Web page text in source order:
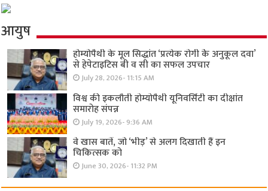
आयुष
होम्योपैथी के मूल सिद्धांत ‘प्रत्येक रोगी केे अनुकूल दवा’
से हेपेटाइटिस बी व सी का सफल उपचार
July 28, 2026- 11:15 AM
विश्व की इकलौती होम्योपैथी यूनिवर्सिटी का दीक्षांत
समारोह संपन्न
July 19, 2026- 9:36 AM
वे खास बातें, जो ‘भीड़’ से अलग दिखाती हैं इन
चिकित्सक को
June 30, 2026- 11:32 PM